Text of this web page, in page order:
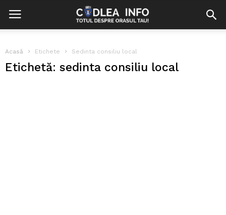
Acasă Etichete Sedinta consiliu local
Etichetă: sedinta consiliu local